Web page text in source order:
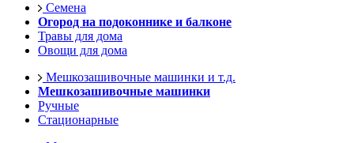
Семена
Огород на подоконнике и балконе
Травы для дома
Овощи для дома
Мешкозашивочные машинки и т.д.
Мешкозашивочные машинки
Ручные
Стационарные